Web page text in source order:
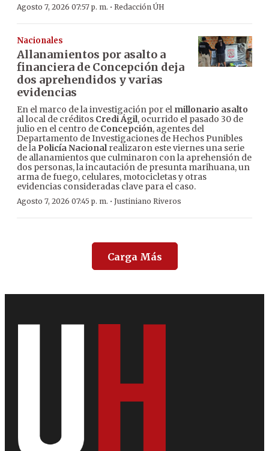
Agosto 7, 2026 07:57 p. m. · Redacción ÚH
Nacionales
Allanamientos por asalto a
financiera de Concepción deja
dos aprehendidos y varias
evidencias
En el marco de la investigación por el millonario asalto
al local de créditos Credi Ágil, ocurrido el pasado 30 de
julio en el centro de Concepción, agentes del
Departamento de Investigaciones de Hechos Punibles
de la Policía Nacionalrealizaron este viernes una serie
de allanamientos que culminaron con la aprehensión de
dos personas, la incautación de presunta marihuana, un
arma de fuego, celulares, motocicletas y otras
evidencias consideradas clave para el caso.
Agosto 7, 2026 07:45 p. m. · Justiniano Riveros
Carga Más